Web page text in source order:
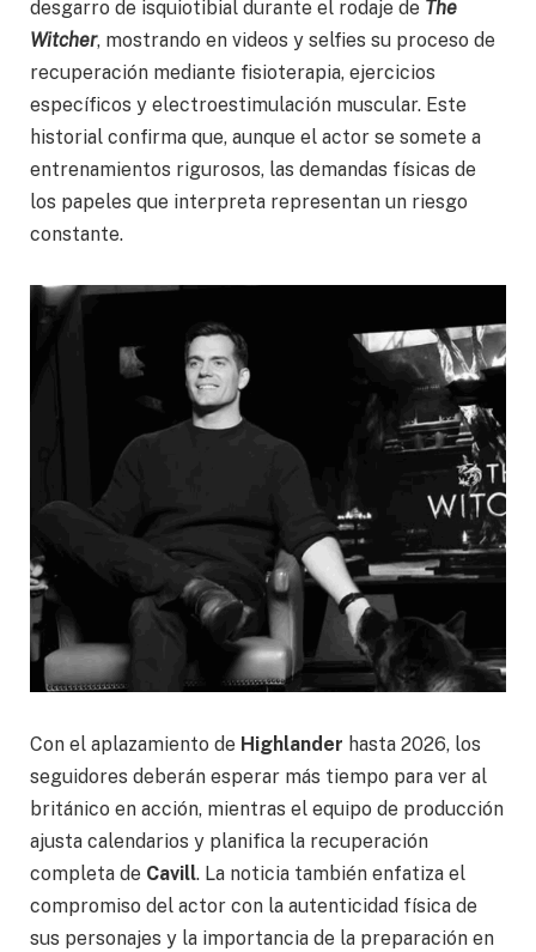
desgarro de isquiotibial durante el rodaje de The
Witcher, mostrando en videos y selfies su proceso de
recuperación mediante fisioterapia, ejercicios
específicos y electroestimulación muscular. Este
historial confirma que, aunque el actor se somete a
entrenamientos rigurosos, las demandas físicas de
los papeles que interpreta representan un riesgo
constante.
Con el aplazamiento de Highlander hasta 2026, los
seguidores deberán esperar más tiempo para ver al
británico en acción, mientras el equipo de producción
ajusta calendarios y planifica la recuperación
completa de Cavill. La noticia también enfatiza el
compromiso del actor con la autenticidad física de
sus personajes y la importancia de la preparación en